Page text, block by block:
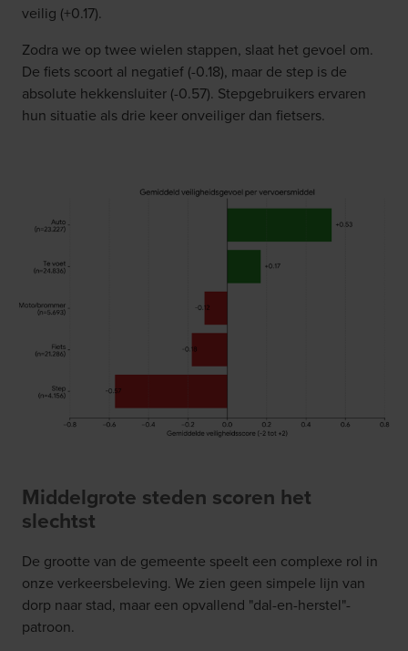
veilig (+0.17).
Zodra we op twee wielen stappen, slaat het gevoel om.
De fiets scoort al negatief (-0.18), maar de step is de
absolute hekkensluiter (-0.57). Stepgebruikers ervaren
hun situatie als drie keer onveiliger dan fietsers.
Middelgrote steden scoren het
slechtst
De grootte van de gemeente speelt een complexe rol in
onze verkeersbeleving. We zien geen simpele lijn van
dorp naar stad, maar een opvallend "dal-en-herstel"-
patroon.